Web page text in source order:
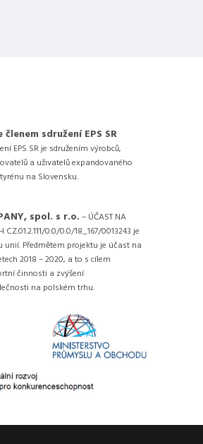
členem sdružení EPS SR
EPS SR je sdružením výrobců,
a uživatelů expandovaného
na Slovensku.
spol. s r.o.– ÚČAST NA
CZ.01.2.111/0.0/0.0/18_167/0013243 je
Předmětem projektu je účast na
2018 – 2020, a to s cílem
činnosti a zvýšení
na polském trhu.